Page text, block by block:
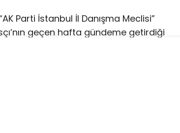
Parti İstanbul İl Danışma Meclisi”
geçen hafta gündeme getirdiği